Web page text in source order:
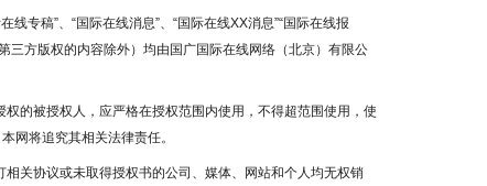
线专稿”、“国际在线消息”、“国际在线XX消息”“国际在线报
三方版权的内容除外）均由国广国际在线网络（北京）有限公
的被授权人，应严格在授权范围内使用，不得超范围使用，使
网将追究其相关法律责任。
关协议或未取得授权书的公司、媒体、网站和个人均无权销